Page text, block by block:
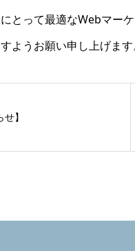
とって最適なWebマー
ようお願い申し上げます
】